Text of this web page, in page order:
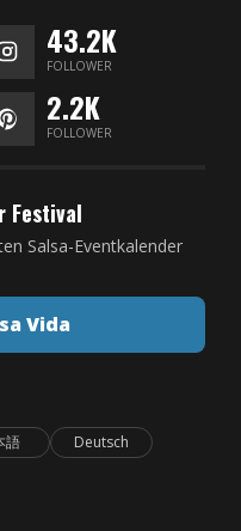
43.2K
FOLLOWER
2.2K
FOLLOWER
Festival
Salsa-Eventkalender
Vida
語
Deutsch